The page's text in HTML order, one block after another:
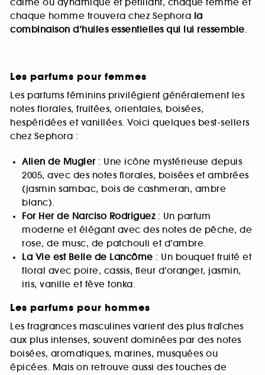
calme ou dynamique et pétillant, chaque femme et
chaque homme trouvera chez Sephora la
combinaison d’huiles essentielles qui lui ressemble.
Les parfums pour femmes
Les parfums féminins privilégient généralement les
notes florales, fruitées, orientales, boisées,
hespéridées et vanillées. Voici quelques best-sellers
chez Sephora :
Alien de Mugler: Une icône mystérieuse depuis
2005, avec des notes florales, boisées et ambrées
(jasmin sambac, bois de cashmeran, ambre
blanc).
For Her de Narciso Rodriguez: Un parfum
moderne et élégant avec des notes de pêche, de
rose, de musc, de patchouli et d’ambre.
La Vie est Belle de Lancôme : Un bouquet fruité et
floral avec poire, cassis, fleur d’oranger, jasmin,
iris, vanille et fève tonka.
Les parfums pour hommes
Les fragrances masculines varient des plus fraîches
aux plus intenses, souvent dominées par des notes
boisées, aromatiques, marines, musquées ou
épicées. Mais on retrouve aussi des touches de